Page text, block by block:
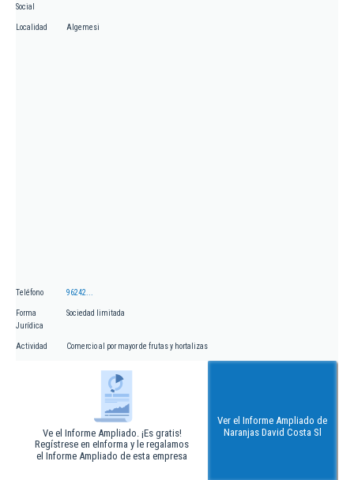
Social
Localidad Algemesi
Teléfono 96242...
Forma
Jurídica
Sociedad limitada
Actividad Comercio al por mayor de frutas y hortalizas
Ve el Informe Ampliado. ¡Es gratis!
Regístrese en eInforma y le regalamos
el Informe Ampliado de esta empresa
Ver el Informe Ampliado de
Naranjas David Costa Sl